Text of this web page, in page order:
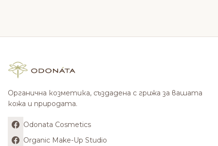
Органична козметика, създадена с грижа за вашата
кожа и природата.
Odonata Cosmetics
Organic Make-Up Studio